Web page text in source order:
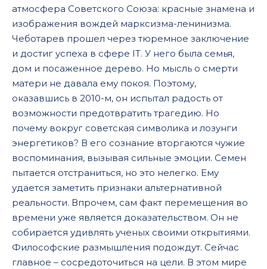
атмосфера Советского Союза: красные знамена и
изображения вождей марксизма-ленинизма.
Чеботарев прошел через тюремное заключение
и достиг успеха в сфере IT. У него была семья,
дом и посаженное дерево. Но мысль о смерти
матери не давала ему покоя. Поэтому,
оказавшись в 2010-м, он испытал радость от
возможности предотвратить трагедию. Но
почему вокруг советская символика и лозунги
энергетиков? В его сознание вторгаются чужие
воспоминания, вызывая сильные эмоции. Семен
пытается отстраниться, но это нелегко. Ему
удается заметить признаки альтернативной
реальности. Впрочем, сам факт перемещения во
времени уже является доказательством. Он не
собирается удивлять ученых своими открытиями.
Философские размышления подождут. Сейчас
главное – сосредоточиться на цели. В этом мире